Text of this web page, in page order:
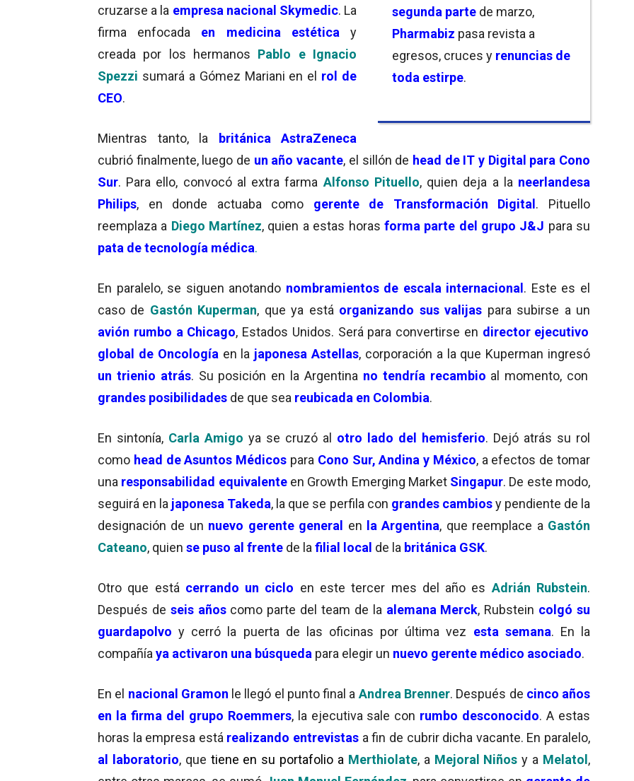
segunda parte de marzo,
Pharmabiz pasa revista a
egresos, cruces y renuncias de
toda estirpe.
cruzarse a la empresa nacional Skymedic. La
firma enfocada en medicina estéticay
creada por los hermanos Pablo e Ignacio
Spezzi sumará a Gómez Mariani en el rol de
CEO.
Mientras tanto, la británica AstraZeneca
cubrió finalmente, luego de un año vacante, el sillón de head de IT y Digital para Cono
Sur. Para ello, convocó al extra farma Alfonso Pituello, quien deja a la neerlandesa
Philips, en donde actuaba como gerente de Transformación Digital. Pituello
reemplaza a Diego Martínez, quien a estas horas forma parte del grupo J&J para su
pata de tecnología médica.
En paralelo, se siguen anotando nombramientos de escala internacional. Este es el
caso de Gastón Kuperman, que ya está organizando sus valijas para subirse a un
avión rumbo a Chicago, Estados Unidos. Será para convertirse en director ejecutivo
global de Oncología en la japonesa Astellas, corporación a la que Kuperman ingresó
un trienio atrás. Su posición en la Argentina no tendría recambio al momento, con
grandes posibilidades de que sea reubicada en Colombia.
En sintonía, Carla Amigo ya se cruzó al otro lado del hemisferio. Dejó atrás su rol
como head de Asuntos Médicos para Cono Sur, Andina y México, a efectos de tomar
una responsabilidad equivalenteen Growth Emerging Market Singapur. De este modo,
seguirá en la japonesa Takeda, la que se perfila con grandes cambios y pendiente de la
designación de un nuevo gerente general en la Argentina, que reemplace a Gastón
Cateano, quien se puso al frente de la filial local de la británica GSK.
Otro que está cerrando un ciclo en este tercer mes del año es Adrián Rubstein.
Después de seis añoscomo parte del team de la alemana Merck, Rubstein colgó su
guardapolvo y cerró la puerta de las oficinas por última vez esta semana. En la
compañía ya activaron una búsqueda para elegir un nuevo gerente médico asociado.
En el nacional Gramon le llegó el punto final a Andrea Brenner. Después de cinco años
en la firma del grupo Roemmers, la ejecutiva sale con rumbo desconocido. A estas
horas la empresa está realizando entrevistas a fin de cubrir dicha vacante. En paralelo,
al laboratorio, que tiene en su portafolio a Merthiolate, a Mejoral Niños y a Melatol,